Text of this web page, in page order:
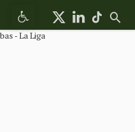
Abrir barra de herramientas